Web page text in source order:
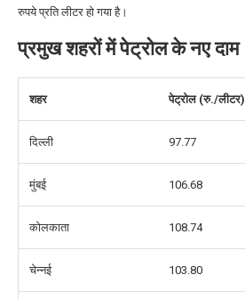
रुपये प्रति लीटर हो गया है।
प्रमुख शहरों में पेट्रोल के नए दाम
शहर पेट्रोल (रु./लीटर)
दिल्ली 97.77
मुंबई 106.68
कोलकाता 108.74
चेन्नई 103.80